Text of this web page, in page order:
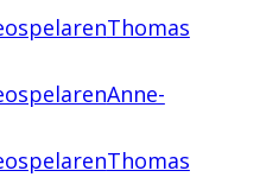
Thomas
Anne-
Thomas